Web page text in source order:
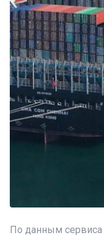
По данным сервиса